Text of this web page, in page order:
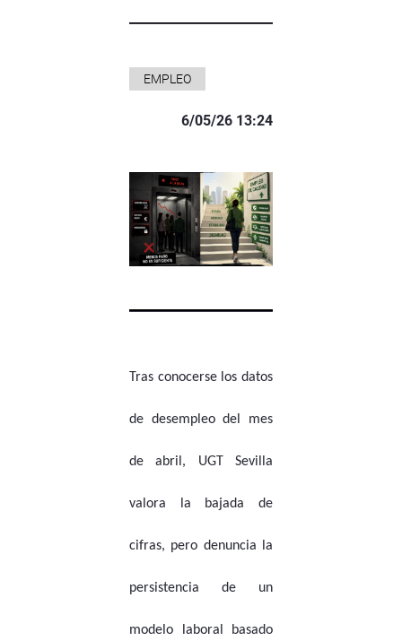
EMPLEO
6/05/26 13:24
Tras conocerse los datos
de desempleo del mes
de abril, UGT Sevilla
valora la bajada de
cifras, pero denuncia la
persistencia de un
modelo laboral basado